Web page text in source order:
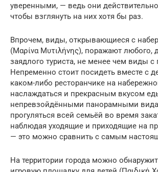
уверенными, — ведь они действительно
чтобы взглянуть на них хотя бы раз.
Впрочем, виды, открывающиеся с
(Μαρίνα Μυτιλήνης), поражают любого,
заядлого туриста, не менее чем виды с
Непременно стоит посидеть вместе с
каком-либо ресторанчике на
наслаждаться и прекрасным вкусом
непревзойдёнными панорамными
прогуляться всей семьёй во время
наблюдая уходящие и приходящие на
— это можно сравнить с самым
На территории города можно